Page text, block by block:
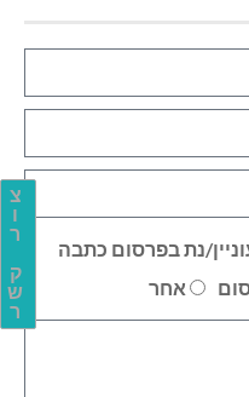
צ
ו
ר
ק
ש
ר
נת בפרסום כתבה
אחר